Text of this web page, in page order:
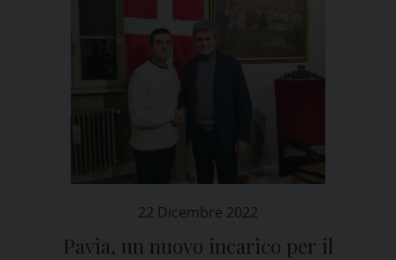
22 Dicembre 2022
Pavia, un nuovo incarico per il